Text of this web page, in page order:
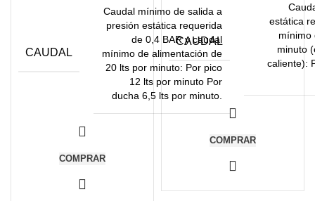
CAUDAL
Caudal mínimo de salida a
presión estática requerida
de 0,4 BAR y caudal
mínimo de alimentación de
20 lts por minuto: Por pico
12 lts por minuto Por
ducha 6,5 lts por minuto.
COMPRAR
CAUDAL
estática
mínimo
minuto
caliente):
COMPRAR